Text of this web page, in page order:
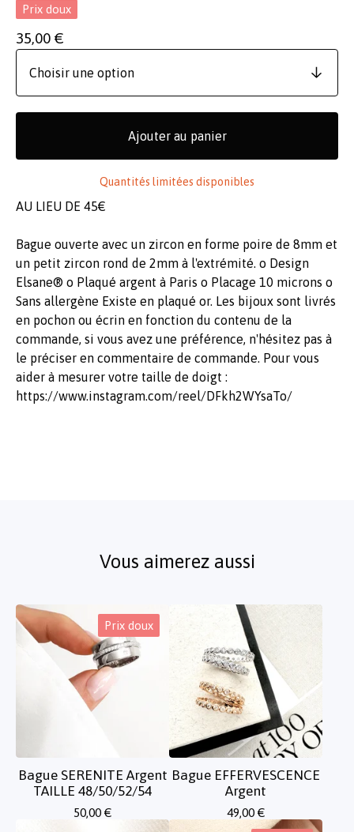
Prix doux
35,00 €
Ajouter au panier
Quantités limitées disponibles
AU LIEU DE 45€
Bague ouverte avec un zircon en forme poire de 8mm et
un petit zircon rond de 2mm à l'extrémité. o Design
Elsane® o Plaqué argent à Paris o Placage 10 microns o
Sans allergène Existe en plaqué or. Les bijoux sont livrés
en pochon ou écrin en fonction du contenu de la
commande, si vous avez une préférence, n'hésitez pas à
le préciser en commentaire de commande. Pour vous
aider à mesurer votre taille de doigt :
https://www.instagram.com/reel/DFkh2WYsaTo/
Vous aimerez aussi
Prix doux
Bague SERENITE Argent
TAILLE 48/50/52/54
50,00 €
Bague EFFERVESCENCE
Argent
49,00 €